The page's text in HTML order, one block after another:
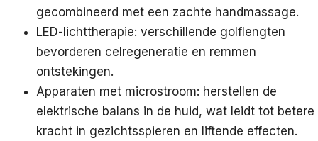
gecombineerd met een zachte handmassage.
LED-lichttherapie: verschillende golflengten
bevorderen celregeneratie en remmen
ontstekingen.
Apparaten met microstroom: herstellen de
elektrische balans in de huid, wat leidt tot betere
kracht in gezichtsspieren en liftende effecten.